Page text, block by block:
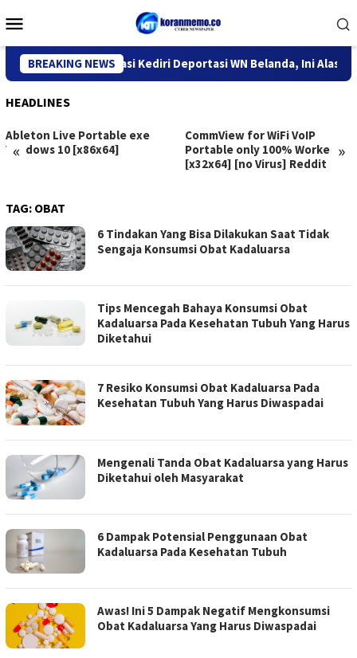
to
Menu
BREAKING NEWS
Kantor Imigrasi Kediri Deportasi WN Belanda, Ini Alasannya
HEADLINES
« »
Ableton Live Portable exe
Windows 10 [x86x64]
CommView for WiFi VoIP
Portable only 100% Worked
[x32x64] [no Virus] Reddit
TAG: OBAT
6 Tindakan Yang Bisa Dilakukan Saat Tidak
Sengaja Konsumsi Obat Kadaluarsa
Tips Mencegah Bahaya Konsumsi Obat
Kadaluarsa Pada Kesehatan Tubuh Yang Harus
Diketahui
7 Resiko Konsumsi Obat Kadaluarsa Pada
Kesehatan Tubuh Yang Harus Diwaspadai
Mengenali Tanda Obat Kadaluarsa yang Harus
Diketahui oleh Masyarakat
6 Dampak Potensial Penggunaan Obat
Kadaluarsa Pada Kesehatan Tubuh
Awas! Ini 5 Dampak Negatif Mengkonsumsi
Obat Kadaluarsa Yang Harus Diwaspadai